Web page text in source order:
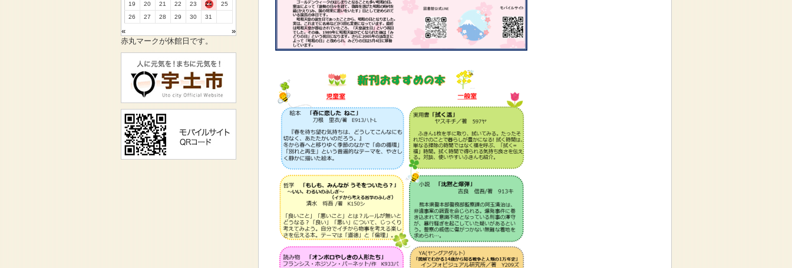
19
20 21 22 23 24
25
26
27 28 29 30 31
«
»
赤丸マークが休館日です。